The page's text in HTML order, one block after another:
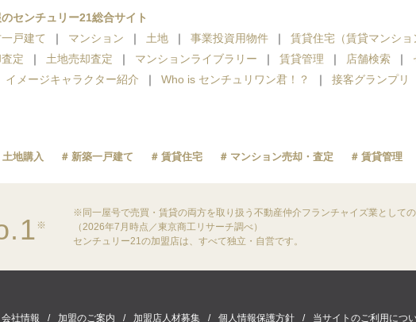
センチュリー21総合サイト
戸建て マンション 土地 事業投資用物件 賃貸住宅（賃貸マンショ
定
土地売却査定 マンションライブラリー 賃貸管理 店舗検索
イメージキャラクター紹介 Who is センチュリワン君！？ 接客グランプリ
土地購入 新築一戸建て 賃貸住宅 マンション売却・査定 賃貸管理
※
※同一屋号で売買・賃貸の両方を取り扱う不動産仲介フランチャイズ業として
（2026年7月時点／東京商工リサーチ調べ）
センチュリー21の加盟店は、すべて独立・自営です。
会社情報 加盟のご案内 加盟店人材募集 個人情報保護方針 当サイトのご利用につ